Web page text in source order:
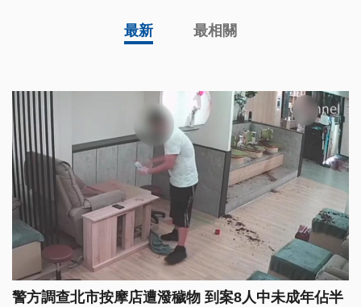
最新 最相關
警方調查北市按摩店遭潑穢物 到案8人中未成年佔半